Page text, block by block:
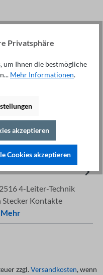
4-Leiter-Technik
Kontakte
Mehr
zzgl. Versandkosten, wenn
Privatsphäre
um Ihnen die bestmögliche
Mehr Informationen.
akzeptieren
Cookies akzeptieren